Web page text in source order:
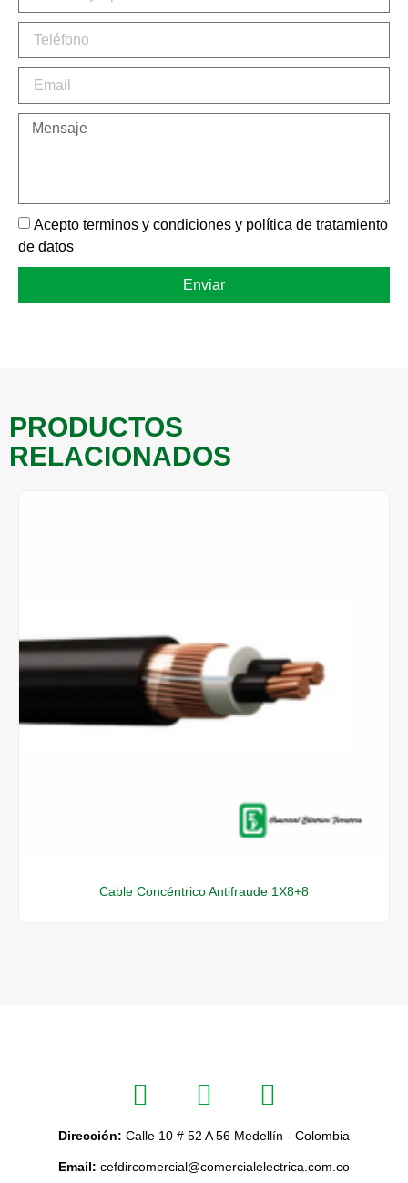
Acepto terminos y condiciones y política de tratamiento
de datos
Enviar
PRODUCTOS
RELACIONADOS
Cable Concéntrico Antifraude 1X8+8
Dirección: Calle 10 # 52 A 56 Medellín - Colombia
Email: cefdircomercial@comercialelectrica.com.co